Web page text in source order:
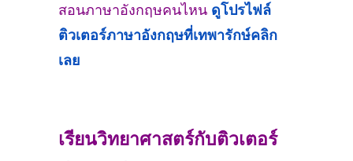
สอนภาษาอังกฤษคนไหน ดูโปรไฟล์
ติวเตอร์ภาษาอังกฤษที่เทพารักษ์คลิก
เลย
เรียนวิทยาศาสตร์กับติวเตอร์